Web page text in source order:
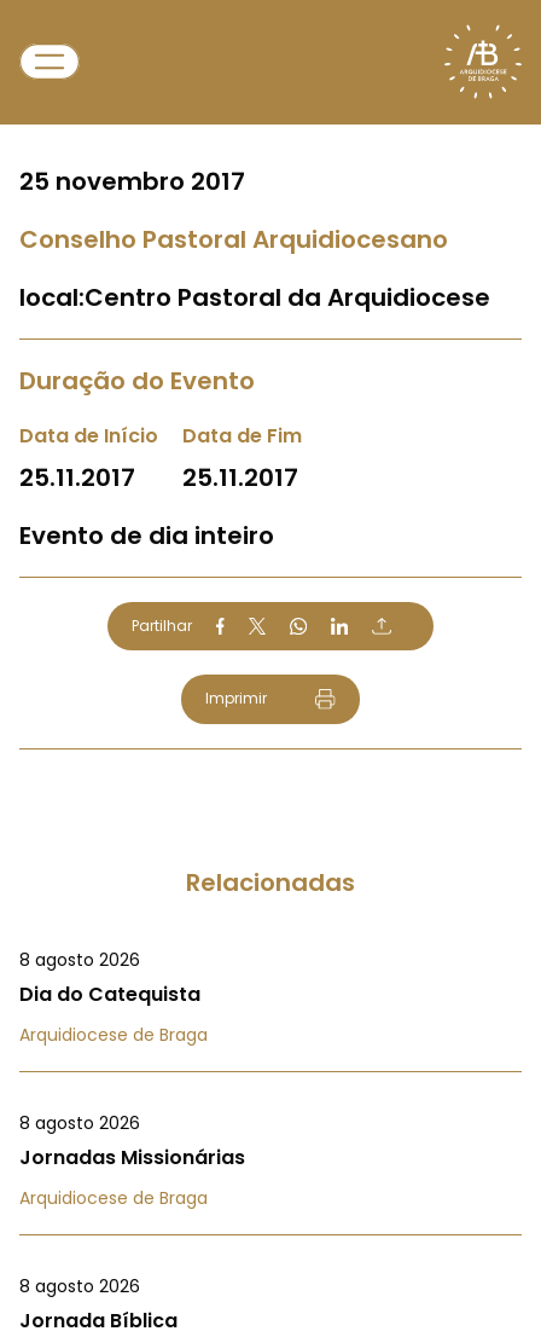
25 novembro 2017
Conselho Pastoral Arquidiocesano
local:Centro Pastoral da Arquidiocese
Duração do Evento
Data de Início
25.11.2017
Data de Fim
25.11.2017
Evento de dia inteiro
Partilhar
Imprimir
Relacionadas
8 agosto 2026
Dia do Catequista
Arquidiocese de Braga
8 agosto 2026
Jornadas Missionárias
Arquidiocese de Braga
8 agosto 2026
Jornada Bíblica